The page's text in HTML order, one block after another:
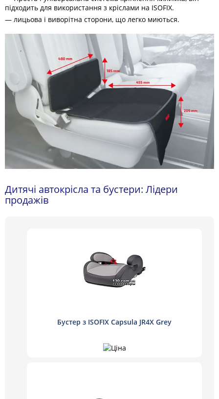
підходить для використання з кріслами на ISOFIX.
— лицьова і виворітна сторони, що легко миються.
Дитячі автокрісла та бустери: Лідери
продажів
Бустер з ISOFIX Capsula JR4X Grey